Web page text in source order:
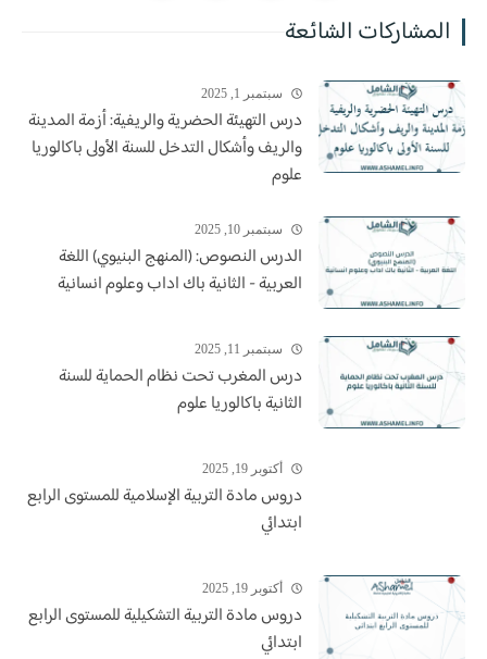
المشاركات الشائعة
سبتمبر 1, 2025
درس التهيئة الحضرية والريفية: أزمة المدينة
والريف وأشكال التدخل للسنة الأولى باكالوريا
علوم
سبتمبر 10, 2025
الدرس النصوص: (المنهج البنيوي) اللغة
العربية - الثانية باك اداب وعلوم انسانية
سبتمبر 11, 2025
درس المغرب تحت نظام الحماية للسنة
الثانية باكالوريا علوم
أكتوبر 19, 2025
دروس مادة التربية الإسلامية للمستوى الرابع
ابتدائي
أكتوبر 19, 2025
دروس مادة التربية التشكيلية للمستوى الرابع
ابتدائي